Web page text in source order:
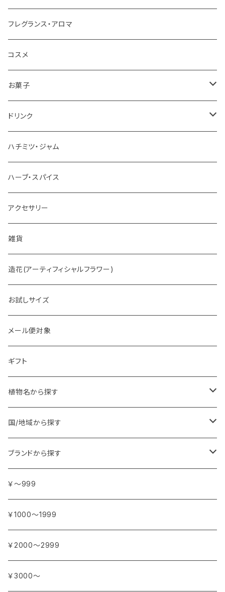
フレグランス・アロマ
コスメ
お菓子
チョコレート
ドリンク
お茶
ホットチョコレート
ハチミツ・ジャム
ハーブ・スパイス
アクセサリー
雑貨
造花(アーティフィシャルフラワー)
お試しサイズ
メール便対象
ギフト
植物名から探す
ア行
アンジェリカ
イランイラン
カ行
ガーデニア (クチナシ)
カカオ
サ行
シダーウッド
シナモン
タ行
タイム
チェリー
ナ行
ナツメグ
ハ行
国/地域から探す
ヨーロッパ
フランス
イタリア
アフリカ
ブルキナファソ
南アフリカ
アジア
トルコ
シリア
ブランドから探す
アトリエ・ボヌール・ドゥ・ジュール
アンティカ・ドルチェリア・ボナイユート
オウロシカ
カンパニー デュ ミエル
￥～999
￥1000～1999
￥2000～2999
￥3000～